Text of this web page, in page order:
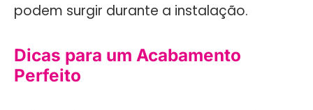
podem surgir durante a instalação.
Dicas para um Acabamento
Perfeito